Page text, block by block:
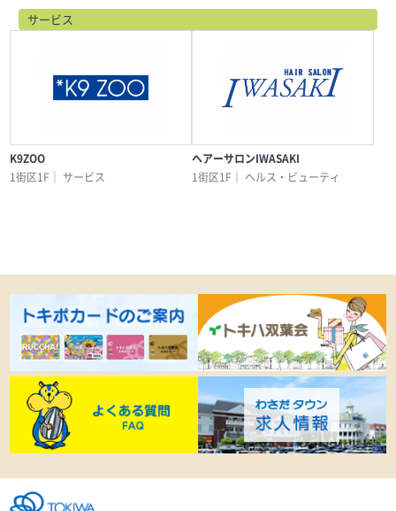
サービス
K9ZOO
1街区1F｜
サービス
ヘアーサロンIWASAKI
1街区1F｜
ヘルス・ビューティ